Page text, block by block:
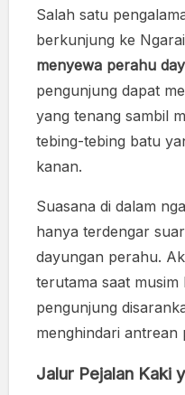
Salah satu
berkunjung ke
menyewa perahu
pengunjung dapat
yang tenang sambil
tebing-tebing batu
kanan.
Suasana di dalam
hanya terdengar
dayungan perahu.
terutama saat musim
pengunjung
menghindari antrean
Jalur Pejalan Kaki